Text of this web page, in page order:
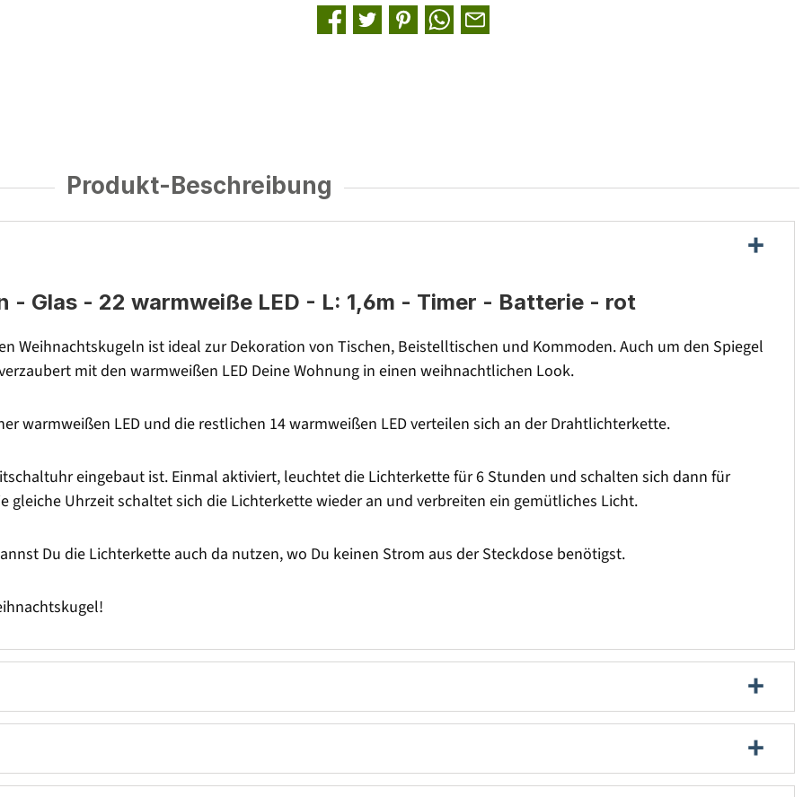
Produkt-Beschreibung
- Glas - 22 warmweiße LED - L: 1,6m - Timer - Batterie - rot
Weihnachtskugeln ist ideal zur Dekoration von Tischen, Beistelltischen und Kommoden. Auch um den Spiegel
mit den warmweißen LED Deine Wohnung in einen weihnachtlichen Look.
warmweißen LED und die restlichen 14 warmweißen LED verteilen sich an der Drahtlichterkette.
eingebaut ist. Einmal aktiviert, leuchtet die Lichterkette für 6 Stunden und schalten sich dann für
gleiche Uhrzeit schaltet sich die Lichterkette wieder an und verbreiten ein gemütliches Licht.
Du die Lichterkette auch da nutzen, wo Du keinen Strom aus der Steckdose benötigst.